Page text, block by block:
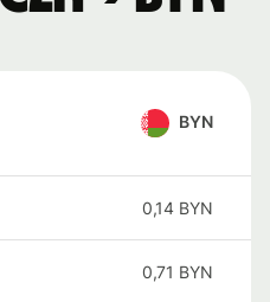
BYN
0,14 BYN
0,71 BYN